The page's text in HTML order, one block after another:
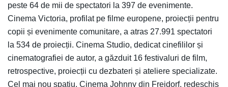
peste 64 de mii de spectatori la 397 de evenimente.
Cinema Victoria, profilat pe filme europene, proiecții pentru
copii și evenimente comunitare, a atras 27.991 spectatori
la 534 de proiecții. Cinema Studio, dedicat cinefililor și
cinematografiei de autor, a găzduit 16 festivaluri de film,
retrospective, proiecții cu dezbateri și ateliere specializate.
Cel mai nou spațiu, Cinema Johnny din Freidorf, redeschis